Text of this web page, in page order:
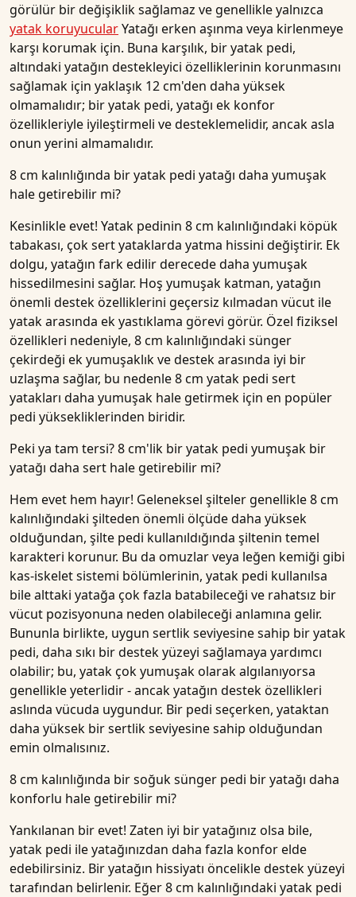
görülür bir değişiklik sağlamaz ve genellikle yalnızca
yatak koruyucularYatağı erken aşınma veya kirlenmeye
karşı korumak için. Buna karşılık, bir yatak pedi,
altındaki yatağın destekleyici özelliklerinin korunmasını
sağlamak için yaklaşık 12 cm'den daha yüksek
olmamalıdır; bir yatak pedi, yatağı ek konfor
özellikleriyle iyileştirmeli ve desteklemelidir, ancak asla
onun yerini almamalıdır.
8 cm kalınlığında bir yatak pedi yatağı daha yumuşak
hale getirebilir mi?
Kesinlikle evet! Yatak pedinin 8 cm kalınlığındaki köpük
tabakası, çok sert yataklarda yatma hissini değiştirir. Ek
dolgu, yatağın fark edilir derecede daha yumuşak
hissedilmesini sağlar. Hoş yumuşak katman, yatağın
önemli destek özelliklerini geçersiz kılmadan vücut ile
yatak arasında ek yastıklama görevi görür. Özel fiziksel
özellikleri nedeniyle, 8 cm kalınlığındaki sünger
çekirdeği ek yumuşaklık ve destek arasında iyi bir
uzlaşma sağlar, bu nedenle 8 cm yatak pedi sert
yatakları daha yumuşak hale getirmek için en popüler
pedi yüksekliklerinden biridir.
Peki ya tam tersi? 8 cm'lik bir yatak pedi yumuşak bir
yatağı daha sert hale getirebilir mi?
Hem evet hem hayır! Geleneksel şilteler genellikle 8 cm
kalınlığındaki şilteden önemli ölçüde daha yüksek
olduğundan, şilte pedi kullanıldığında şiltenin temel
karakteri korunur. Bu da omuzlar veya leğen kemiği gibi
kas-iskelet sistemi bölümlerinin, yatak pedi kullanılsa
bile alttaki yatağa çok fazla batabileceği ve rahatsız bir
vücut pozisyonuna neden olabileceği anlamına gelir.
Bununla birlikte, uygun sertlik seviyesine sahip bir yatak
pedi, daha sıkı bir destek yüzeyi sağlamaya yardımcı
olabilir; bu, yatak çok yumuşak olarak algılanıyorsa
genellikle yeterlidir - ancak yatağın destek özellikleri
aslında vücuda uygundur. Bir pedi seçerken, yataktan
daha yüksek bir sertlik seviyesine sahip olduğundan
emin olmalısınız.
8 cm kalınlığında bir soğuk sünger pedi bir yatağı daha
konforlu hale getirebilir mi?
Yankılanan bir evet! Zaten iyi bir yatağınız olsa bile,
yatak pedi ile yatağınızdan daha fazla konfor elde
edebilirsiniz. Bir yatağın hissiyatı öncelikle destek yüzeyi
tarafından belirlenir. Eğer 8 cm kalınlığındaki yatak pedi